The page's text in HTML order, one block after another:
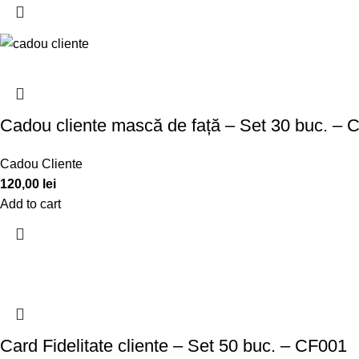
Cadou cliente mască de față – Set 30 buc. –
Cadou Cliente
120,00 lei
Add to cart
Card Fidelitate cliente – Set 50 buc. – CF001